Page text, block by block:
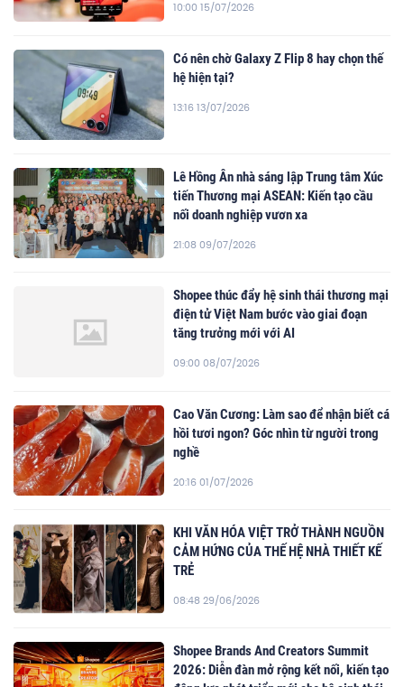
10:00 15/07/2026
Có nên chờ Galaxy Z Flip 8 hay chọn thế
hệ hiện tại?
13:16 13/07/2026
Lê Hồng Ân nhà sáng lập Trung tâm Xúc
tiến Thương mại ASEAN: Kiến tạo cầu
nối doanh nghiệp vươn xa
21:08 09/07/2026
Shopee thúc đẩy hệ sinh thái thương mại
điện tử Việt Nam bước vào giai đoạn
tăng trưởng mới với AI
09:00 08/07/2026
Cao Văn Cương: Làm sao để nhận biết cá
hồi tươi ngon? Góc nhìn từ người trong
nghề
20:16 01/07/2026
KHI VĂN HÓA VIỆT TRỞ THÀNH NGUỒN
CẢM HỨNG CỦA THẾ HỆ NHÀ THIẾT KẾ
TRẺ
08:48 29/06/2026
Shopee Brands And Creators Summit
2026: Diễn đàn mở rộng kết nối, kiến tạo